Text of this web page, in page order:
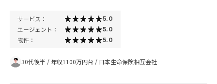
サービス： 5.0
エージェント： 5.0
物件： 5.0
30代後半 / 年収1100万円台 / 日本生命保険相互会社